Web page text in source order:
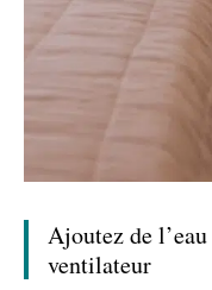
Ajoutez de
ventilateur